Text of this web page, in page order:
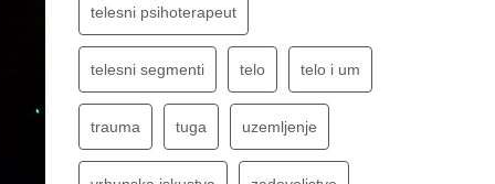
telesni psihoterapeut
telesni segmenti telo telo i um
trauma tuga uzemljenje